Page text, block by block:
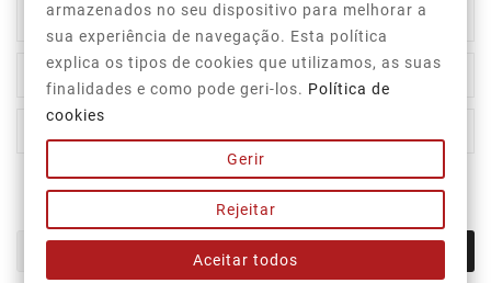
Top Categorias
A Nossa Empresa

Newsletter
armazenados no seu dispositivo para melhorar a
sua experiência de navegação. Esta política
explica os tipos de cookies que utilizamos, as suas
finalidades e como pode geri-los. Política de
cookies
Gerir
Rejeitar
Aceitar todos